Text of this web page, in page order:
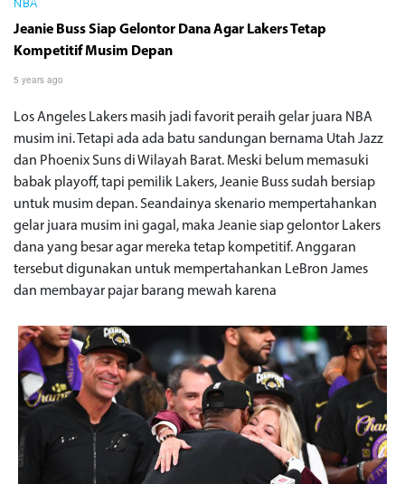
NBA
Jeanie Buss Siap Gelontor Dana Agar Lakers Tetap
Kompetitif Musim Depan
5 years ago
Los Angeles Lakers masih jadi favorit peraih gelar juara NBA
musim ini. Tetapi ada ada batu sandungan bernama Utah Jazz
dan Phoenix Suns di Wilayah Barat. Meski belum memasuki
babak playoff, tapi pemilik Lakers, Jeanie Buss sudah bersiap
untuk musim depan. Seandainya skenario mempertahankan
gelar juara musim ini gagal, maka Jeanie siap gelontor Lakers
dana yang besar agar mereka tetap kompetitif. Anggaran
tersebut digunakan untuk mempertahankan LeBron James
dan membayar pajar barang mewah karena